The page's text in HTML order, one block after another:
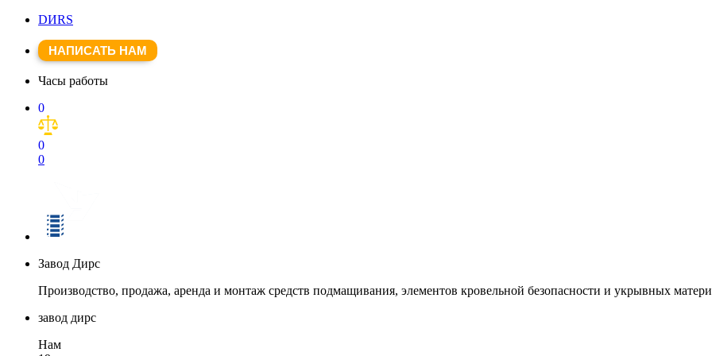
DИRS
НАПИСАТЬ НАМ
Часы работы
0
0
0
Завод Дирс
Производство, продажа, аренда и монтаж средств подмащивания, элементов кровельной безопасности и укрывных
завод дирс
Нам